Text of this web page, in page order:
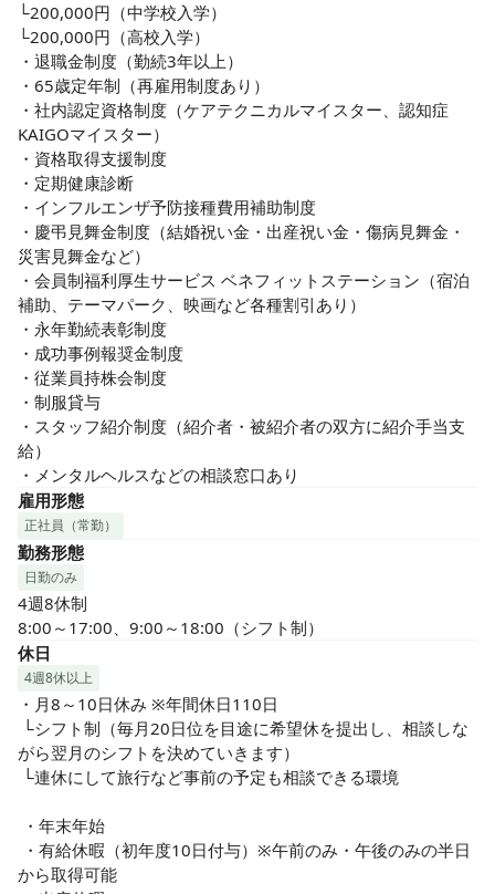
└200,000円（中学校入学）
└200,000円（高校入学）
・退職金制度（勤続3年以上）
・65歳定年制（再雇用制度あり）
・社内認定資格制度（ケアテクニカルマイスター、認知症
KAIGOマイスター）
・資格取得支援制度
・定期健康診断
・インフルエンザ予防接種費用補助制度
・慶弔見舞金制度（結婚祝い金・出産祝い金・傷病見舞金・
災害見舞金など）
・会員制福利厚生サービス ベネフィットステーション（宿泊
補助、テーマパーク、映画など各種割引あり）
・永年勤続表彰制度
・成功事例報奨金制度
・従業員持株会制度
・制服貸与
・スタッフ紹介制度（紹介者・被紹介者の双方に紹介手当支
給）
・メンタルヘルスなどの相談窓口あり
雇用形態
正社員（常勤）
勤務形態
日勤のみ
4週8休制
8:00～17:00、9:00～18:00（シフト制）
休日
4週8休以上
・月8～10日休み ※年間休日110日
がら翌月のシフトを決めていきます）
から取得可能